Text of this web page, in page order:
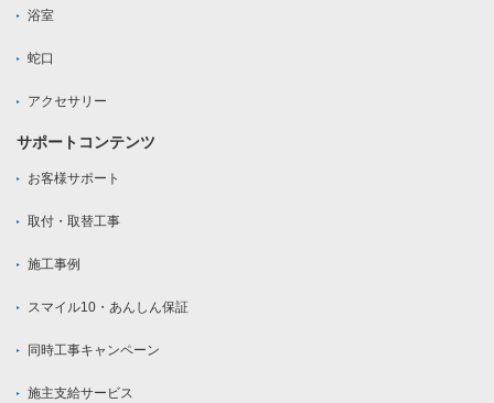
浴室
蛇口
アクセサリー
サポートコンテンツ
お客様サポート
取付・取替工事
施工事例
スマイル10・あんしん保証
同時工事キャンペーン
施主支給サービス